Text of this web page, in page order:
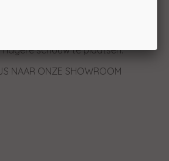
of achteruitgang op het
kan verwijderd worden,
versie ontstaat, welke ook
lagere schouw te plaatsen.
NAAR ONZE SHOWROOM